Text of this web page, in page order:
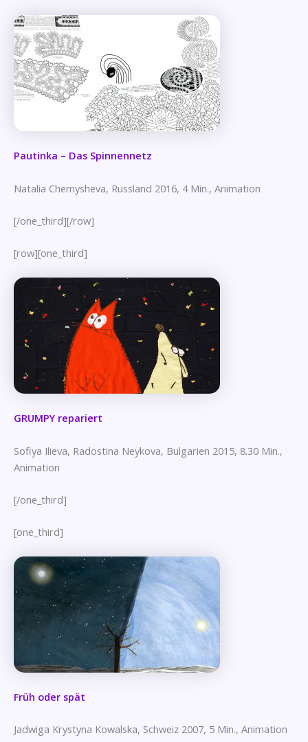
Pautinka – Das Spinnennetz
Natalia Chemysheva, Russland 2016, 4 Min., Animation
[/one_third][/row]
[row][one_third]
GRUMPY repariert
Sofiya Ilieva, Radostina Neykova, Bulgarien 2015, 8.30 Min.,
Animation
[/one_third]
[one_third]
Früh oder spät
Jadwiga Krystyna Kowalska, Schweiz 2007, 5 Min., Animation